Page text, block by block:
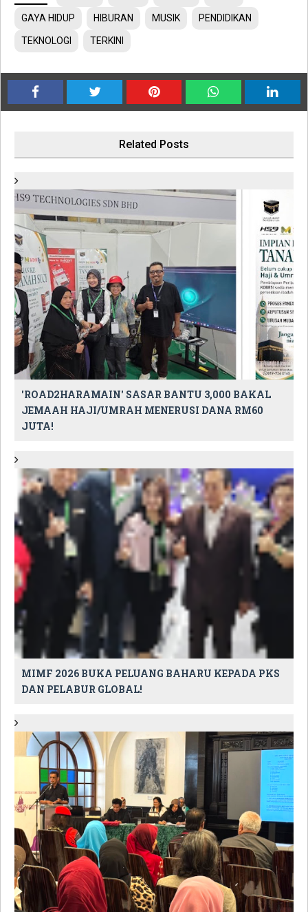
GAYA HIDUP HIBURAN MUSIK PENDIDIKAN
TEKNOLOGI TERKINI
Related Posts
'ROAD2HARAMAIN' SASAR BANTU 3,000 BAKAL
JEMAAH HAJI/UMRAH MENERUSI DANA RM60
JUTA!
MIMF 2026 BUKA PELUANG BAHARU KEPADA PKS
DAN PELABUR GLOBAL!